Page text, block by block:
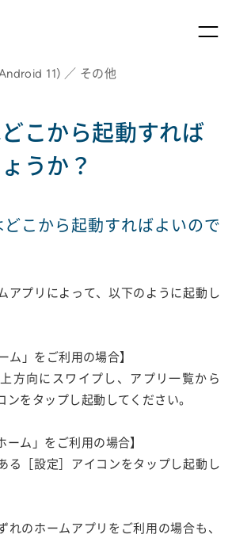
11) ／ その他
どこから起動すれば
うか？
どこから起動すればよいので
アプリによって、以下のように起動し
ム」をご利用の場合】
方向にスワイプし、アプリ一覧から
ンをタップし起動してください。
ーム」をご利用の場合】
る［設定］アイコンをタップし起動し
れのホームアプリをご利用の場合も、